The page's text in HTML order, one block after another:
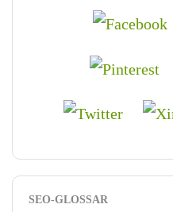
SEO-GLOSSAR